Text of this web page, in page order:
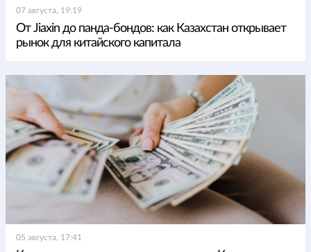
07 августа, 19:19
От Jiaxin до панда-бондов: как Казахстан открывает
рынок для китайского капитала
05 августа, 17:41